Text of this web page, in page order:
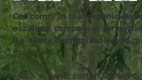
Get comfy in this organic
excellent companion for
It’s easily customizable and
materials.
• 80% organic cotton, 20%